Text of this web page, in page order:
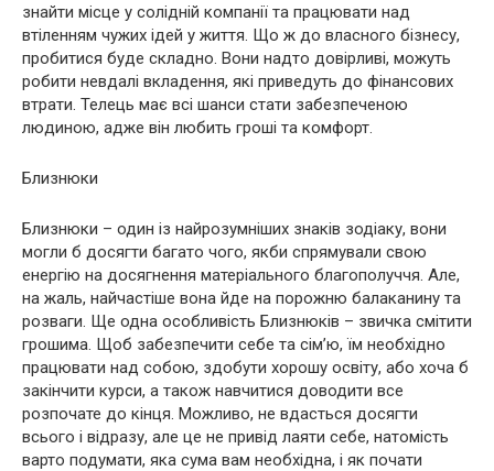
знайти місце у солідній компанії та працювати над
втіленням чужих ідей у ​​життя. Що ж до власного бізнесу,
пробитися буде складно. Вони надто довірливі, можуть
робити невдалі вкладення, які приведуть до фінансових
втрати. Телець має всі шанси стати забезпеченою
людиною, адже він любить гроші та комфорт.
Близнюки
Близнюки – один із найрозумніших знаків зодіаку, вони
могли б досягти багато чого, якби спрямували свою
енергію на досягнення матеріального благополуччя. Але,
на жаль, найчастіше вона йде на порожню балаканину та
розваги. Ще одна особливість Близнюків – звичка смітити
грошима. Щоб забезпечити себе та сім’ю, їм необхідно
працювати над собою, здобути хорошу освіту, або хоча б
закінчити курси, а також навчитися доводити все
розпочате до кінця. Можливо, не вдасться досягти
всього і відразу, але це не привід лаяти себе, натомість
варто подумати, яка сума вам необхідна, і як почати